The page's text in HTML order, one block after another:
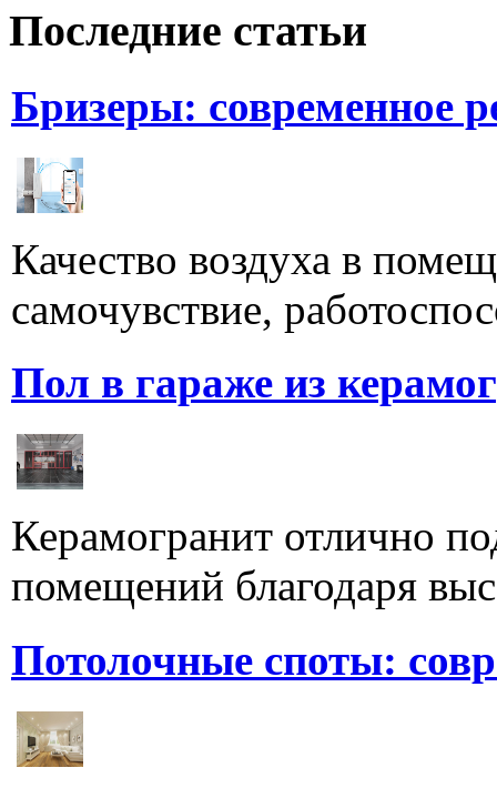
Последние статьи
Бризеры: современное
Качество воздуха в
самочувствие,
Пол в гараже из
Керамогранит отлично
помещений благодаря
Потолочные споты: